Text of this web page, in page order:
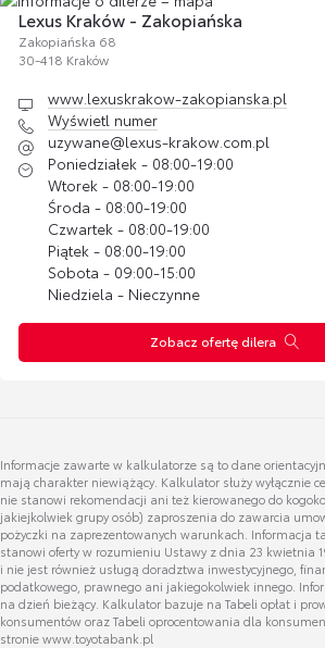
420,54 zł
Cena brutto
420,54 zł
Organizer
Cena brutto
459,82 zł
Cena brutto
108,30 zł
Cena brutto
1 401,86 zł
Bagażnik Dachowy Lexus M
Cena brutto
3 350,00 zł
Sebastian Maj
mechanik
Wyświetl numer
sebastian.maj@itoyota.pl
Kacper Dobosz
kacper.dobosz@toyota.radom.pl
Dawid Buszek
Doradca ds. sprzedaży
Lexus Kraków - Zakopiańska
Zakopiańska 68
30-418 Kraków
www.lexuskrakow-zakopianska.pl
Wyświetl numer
uzywane@lexus-krakow.com.pl
Poniedziałek - 08:00-19:00
Wtorek - 08:00-19:00
Środa - 08:00-19:00
Czwartek - 08:00-19:00
Piątek - 08:00-19:00
Sobota - 09:00-15:00
Niedziela - Nieczynne
Zobacz ofertę dilera
Informacje zawarte w kalkulatorze są to dane
mają charakter niewiążący. Kalkulator służy wyłącznie
nie stanowi rekomendacji ani też kierowanego do
jakiejkolwiek grupy osób) zaproszenia do zawarcia
pożyczki na zaprezentowanych warunkach. Informacja
stanowi oferty w rozumieniu Ustawy z dnia 23 kwietnia
i nie jest również usługą doradztwa inwestycyjnego,
podatkowego, prawnego ani jakiegokolwiek innego.
na dzień bieżący. Kalkulator bazuje na Tabeli opłat i
konsumentów oraz Tabeli oprocentowania dla
stronie www.toyotabank.pl